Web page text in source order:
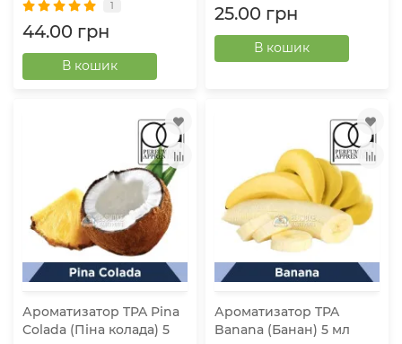
1
44.00 грн
В кошик
25.00 грн
В кошик
Ароматизатор TPA Pina
Colada (Піна колада) 5
Ароматизатор TPA
Banana (Банан) 5 мл